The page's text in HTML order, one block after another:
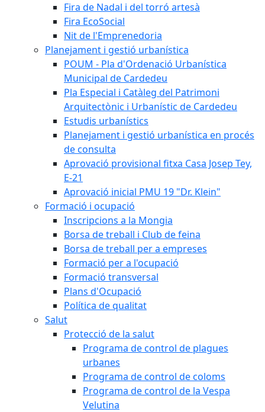
Fira de Nadal i del torró artesà
Fira EcoSocial
Nit de l'Emprenedoria
Planejament i gestió urbanística
POUM - Pla d'Ordenació Urbanística
Municipal de Cardedeu
Pla Especial i Catàleg del Patrimoni
Arquitectònic i Urbanístic de Cardedeu
Estudis urbanístics
Planejament i gestió urbanística en procés
de consulta
Aprovació provisional fitxa Casa Josep Tey,
E-21
Aprovació inicial PMU 19 "Dr. Klein"
Formació i ocupació
Inscripcions a la Mongia
Borsa de treball i Club de feina
Borsa de treball per a empreses
Formació per a l'ocupació
Formació transversal
Plans d'Ocupació
Política de qualitat
Salut
Protecció de la salut
Programa de control de plagues
urbanes
Programa de control de coloms
Programa de control de la Vespa
Velutina